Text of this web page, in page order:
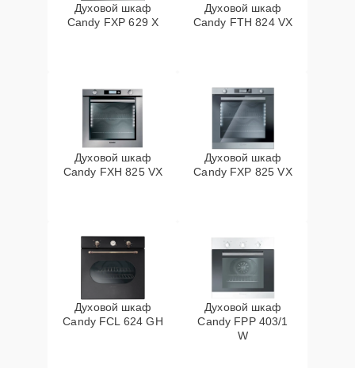
Духовой шкаф
Candy FXP 629 X
Духовой шкаф
Candy FTH 824 VX
Духовой шкаф
Candy FXH 825 VX
Духовой шкаф
Candy FXP 825 VX
Духовой шкаф
Candy FCL 624 GH
Духовой шкаф
Candy FPP 403/1
W